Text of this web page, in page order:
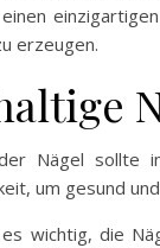
erzeugen.
Nägel sollte
um gesund
wichtig, die